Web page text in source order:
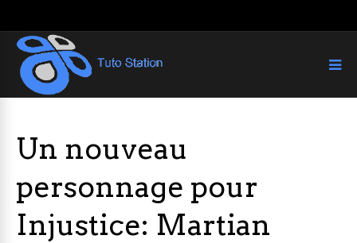
Un nouveau
personnage pour
Injustice: Martian